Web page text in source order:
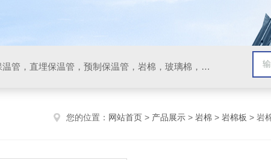
保温管，聚氨酯直埋保温管，钢套钢蒸汽保温管，直埋保温管，预制保温管，岩棉，玻璃棉，硅酸铝，硅酸盐，保温被，防腐保温工程
您的位置： 网站首页 > 产品展示 > 岩棉 > 岩棉板 > 岩